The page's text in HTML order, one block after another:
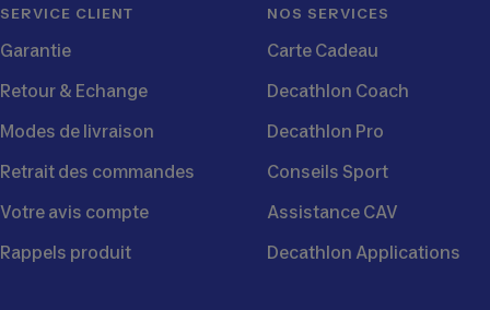
SERVICE CLIENT
Garantie
Retour & Echange
Modes de livraison
Retrait des commandes
Votre avis compte
Rappels produit
NOS SERVICES
Carte Cadeau
Decathlon Coach
Decathlon Pro
Conseils Sport
Assistance CAV
Decathlon Applications